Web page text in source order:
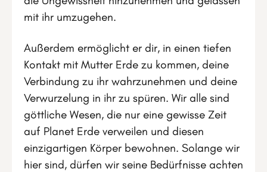
mit ihr umzugehen.
Außerdem ermöglicht er dir, in einen tiefen
Kontakt mit Mutter Erde zu kommen, deine
Verbindung zu ihr wahrzunehmen und deine
Verwurzelung in ihr zu spüren. Wir alle sind
göttliche Wesen, die nur eine gewisse Zeit
auf Planet Erde verweilen und diesen
einzigartigen Körper bewohnen. Solange wir
hier sind, dürfen wir seine Bedürfnisse achten